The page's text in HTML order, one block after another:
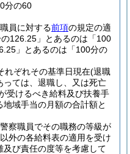
分の60
員に対する前項の規定の適
126.25」とあるのは「100
」とあるのは「100分の
れぞれその基準日現在(退職
っては、退職し、又は死亡
受けるべき給料及び扶養手
域手当の月額の合計額と
察職員でその職務の等級が
外の各給料表の適用を受け
び責任の度等を考慮して